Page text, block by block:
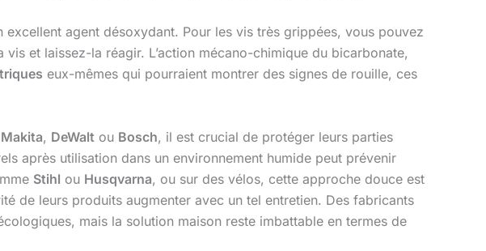
agent désoxydant. Pour les vis très grippées, vous pouvez
et laissez-la réagir. L’action mécano-chimique du bicarbonate,
eux-mêmes qui pourraient montrer des signes de rouille, ces
Makita, DeWalt ou Bosch, il est crucial de protéger leurs parties
après utilisation dans un environnement humide peut prévenir
Stihl ou Husqvarna, ou sur des vélos, cette approche douce est
de leurs produits augmenter avec un tel entretien. Des fabricants
mais la solution maison reste imbattable en termes de